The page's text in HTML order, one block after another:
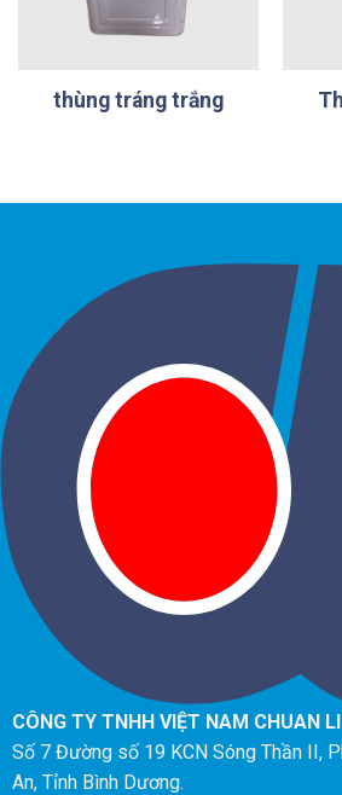
thùng tráng trắng
CÔNG TY TNHH VIỆT NAM CHUAN
Số 7 Đường số 19 KCN Sóng Thần II,
An, Tỉnh Bình Dương.